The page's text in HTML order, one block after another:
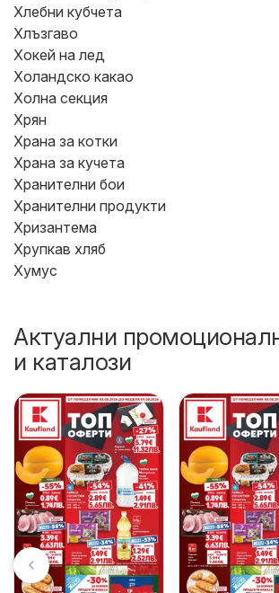
Хлебни кубчета
Хлъзгаво
Хокей на лед
Холандско какао
Холна секция
Хрян
Храна за котки
Храна за кучета
Хранителни бои
Хранителни продукти
Хризантема
Хрупкав хляб
Хумус
Актуални
и каталози